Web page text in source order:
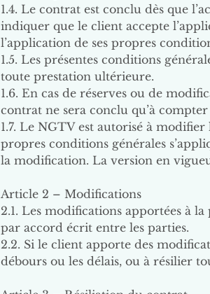
1.4. Le contrat est conclu dès que
indiquer que le client accepte
l’application de ses propres
1.5. Les présentes conditions
toute prestation ultérieure.
1.6. En cas de réserves ou de
contrat ne sera conclu qu’à
1.7. Le NGTV est autorisé à
propres conditions générales
la modification. La version en
Article 2 – Modifications
2.1. Les modifications apportées à
par accord écrit entre les parties.
2.2. Si le client apporte des
débours ou les délais, ou à résilier